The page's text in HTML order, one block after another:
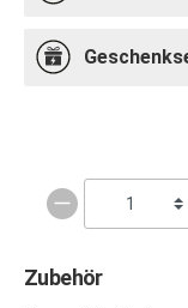
Zubehör